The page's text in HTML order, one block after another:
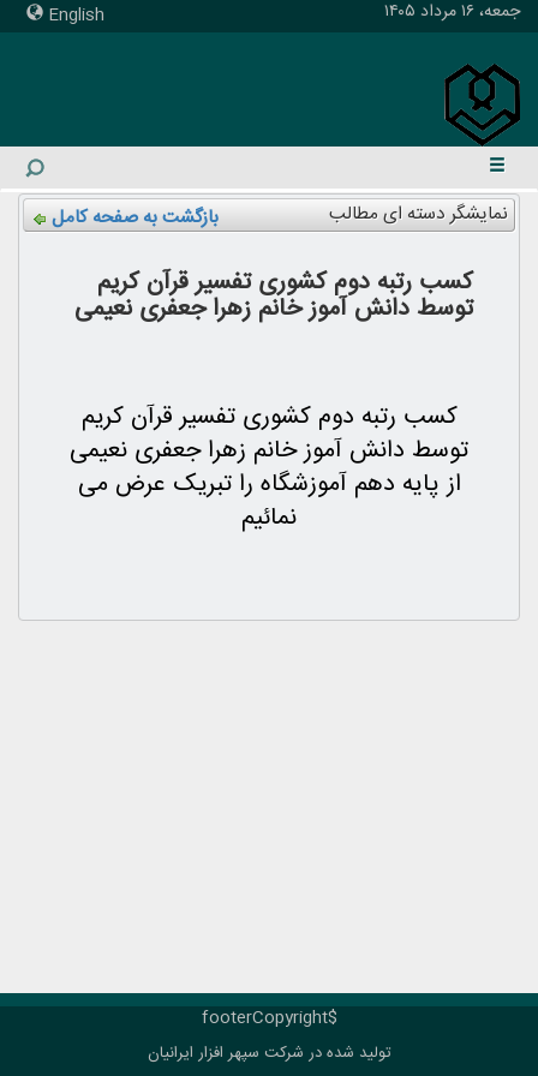
English جمعه، ۱۶ مرداد ۱۴۰۵
نمایشگر دسته ای مطالب بازگشت به صفحه کامل
کسب رتبه دوم کشوری تفسیر قرآن کریم
توسط دانش آموز خانم زهرا جعفری نعیمی
کسب رتبه دوم کشوری تفسیر قرآن کریم
توسط دانش آموز خانم زهرا جعفری نعیمی
از پایه دهم آموزشگاه را تبریک عرض می
نمائیم
$footerCopyright
تولید شده در شرکت سپهر افزار ایرانیان